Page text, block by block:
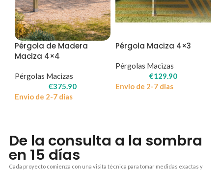
Pérgola de Madera
Maciza 4×4
Pérgolas Macizas
€375.90
Envio de 2-7 dias
Pérgola Maciza 4×3
Pérgolas Macizas
€129.90
Envio de 2-7 dias
De la consulta a la sombra
en 15 días
Cada proyecto comienza con una visita técnica para tomar medidas exactas y